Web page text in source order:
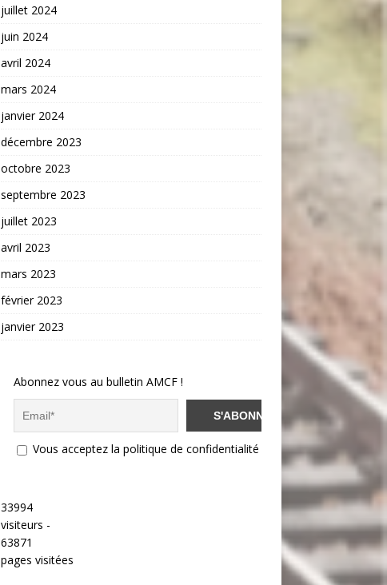
juillet 2024
juin 2024
avril 2024
mars 2024
janvier 2024
décembre 2023
octobre 2023
septembre 2023
juillet 2023
avril 2023
mars 2023
février 2023
janvier 2023
Abonnez vous au bulletin AMCF !
Vous acceptez la politique de confidentialité
33994
visiteurs -
63871
pages visitées